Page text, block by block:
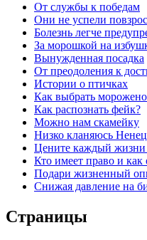
От службы к победам
Они не успели
Болезнь легче
За морошкой на
Вынужденная посадка
От преодоления к
Истории о птичках
Как выбрать
Как распознать фейк?
Можно нам скамейку
Низко кланяюсь
Цените каждый
Кто имеет право и как
Подари жизненный
Снижая давление на
Страницы